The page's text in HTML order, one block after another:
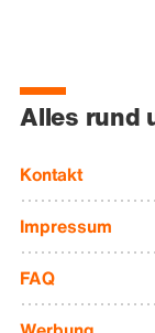
Alles rund
Kontakt
Impressum
FAQ